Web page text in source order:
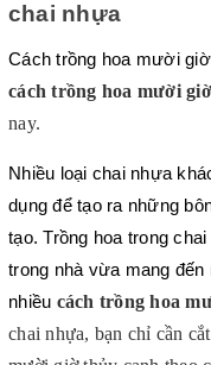
chai nhựa
cách trồng hoa mười giờ
nay.
Nhiều loại chai nhựa
dụng để tạo ra những
tạo. Trồng hoa trong
trong nhà vừa mang
nhiều cách trồng hoa
chai nhựa, bạn chỉ cần